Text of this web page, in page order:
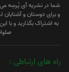
شما در نشریه آی پُرسِه می
و برای دوستان و
به اشتراک بگذارید و با
راه های ارتباطی :